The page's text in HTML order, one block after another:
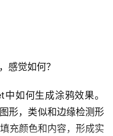
感觉如何？
如何生成涂鸦效果。
形，类似和边缘检测形
充颜色和内容，形成实